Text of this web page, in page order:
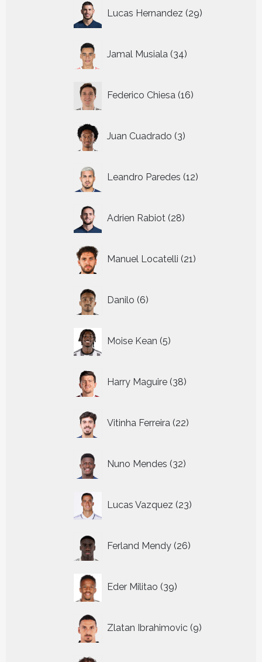
Lucas Hernandez 29
producten
Jamal Musiala 34
producten
Federico Chiesa 16
producten
Juan Cuadrado 3
producten
Leandro Paredes 12
producten
Adrien Rabiot 28
producten
Manuel Locatelli 21
producten
Danilo 6
producten
Moise Kean 5
producten
Harry Maguire 38
producten
Vitinha Ferreira 22
producten
Nuno Mendes 32
producten
Lucas Vazquez 23
producten
Ferland Mendy 26
producten
Eder Militao 39
producten
Zlatan Ibrahimovic 9
producten